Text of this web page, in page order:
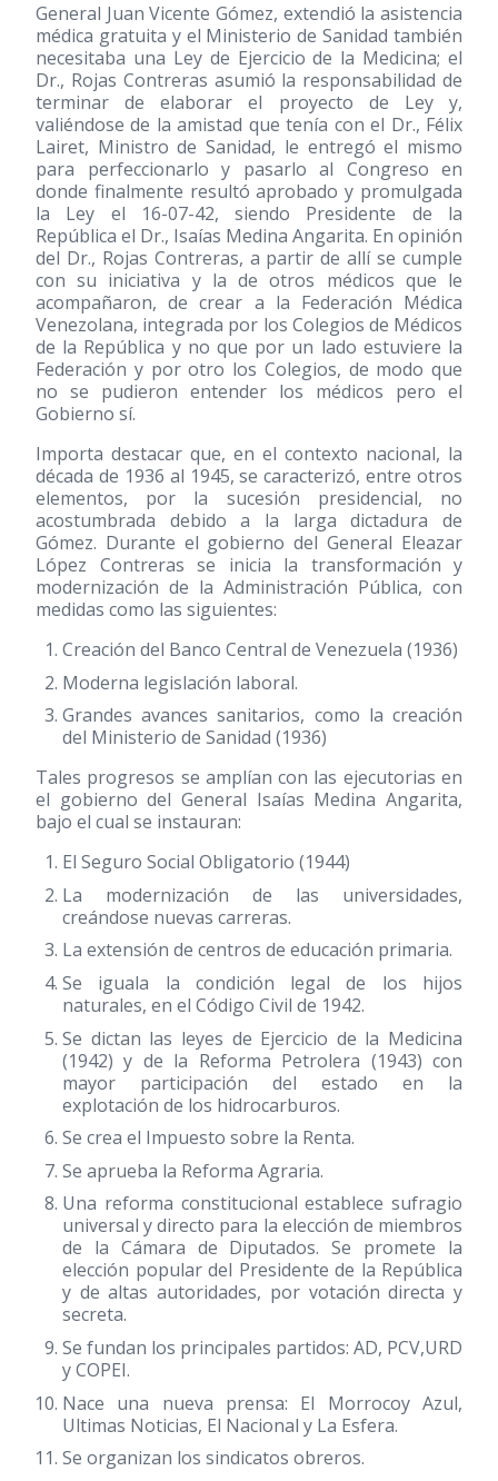
General Juan Vicente Gómez, extendió la asistencia
médica gratuita y el Ministerio de Sanidad también
necesitaba una Ley de Ejercicio de la Medicina; el
Dr., Rojas Contreras asumió la responsabilidad de
terminar de elaborar el proyecto de Ley y,
valiéndose de la amistad que tenía con el Dr., Félix
Lairet, Ministro de Sanidad, le entregó el mismo
para perfeccionarlo y pasarlo al Congreso en
donde finalmente resultó aprobado y promulgada
la Ley el 16-07-42, siendo Presidente de la
República el Dr., Isaías Medina Angarita. En opinión
del Dr., Rojas Contreras, a partir de allí se cumple
con su iniciativa y la de otros médicos que le
acompañaron, de crear a la Federación Médica
Venezolana, integrada por los Colegios de Médicos
de la República y no que por un lado estuviere la
Federación y por otro los Colegios, de modo que
no se pudieron entender los médicos pero el
Gobierno sí.
Importa destacar que, en el contexto nacional, la
década de 1936 al 1945, se caracterizó, entre otros
elementos, por la sucesión presidencial, no
acostumbrada debido a la larga dictadura de
Gómez. Durante el gobierno del General Eleazar
López Contreras se inicia la transformación y
modernización de la Administración Pública, con
medidas como las siguientes:
Creación del Banco Central de Venezuela (1936)
Moderna legislación laboral.
Grandes avances sanitarios, como la creación
del Ministerio de Sanidad (1936)
Tales progresos se amplían con las ejecutorias en
el gobierno del General Isaías Medina Angarita,
bajo el cual se instauran:
El Seguro Social Obligatorio (1944)
La modernización de las universidades,
creándose nuevas carreras.
La extensión de centros de educación primaria.
Se iguala la condición legal de los hijos
naturales, en el Código Civil de 1942.
Se dictan las leyes de Ejercicio de la Medicina
(1942) y de la Reforma Petrolera (1943) con
mayor participación del estado en la
explotación de los hidrocarburos.
Se crea el Impuesto sobre la Renta.
Se aprueba la Reforma Agraria.
Una reforma constitucional establece sufragio
universal y directo para la elección de miembros
de la Cámara de Diputados. Se promete la
elección popular del Presidente de la República
y de altas autoridades, por votación directa y
secreta.
Se fundan los principales partidos: AD, PCV,URD
y COPEI.
Nace una nueva prensa: El Morrocoy Azul,
Ultimas Noticias, El Nacional y La Esfera.
Se organizan los sindicatos obreros.